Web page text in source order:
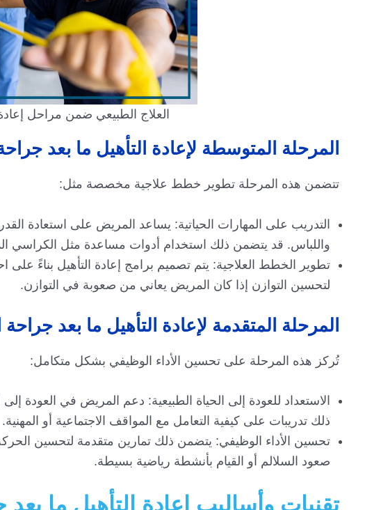
العلاج الطبيعي ضمن مراحل
المرحلة المتوسطة لإعادة التأهيل ما بعد
تتضمن هذه المرحلة تطوير خطط علاجية مخصصة مثل:
التدريب على المهارات الحياتية: يساعد المريض على استعادة
واللباس. قد يتضمن ذلك استخدام أدوات مساعدة مثل الكراسي
تطوير الخطط العلاجية: يتم تصميم برامج إعادة التأهيل بناءً
لتحسين التوازن إذا كان المريض يعاني من صعوبة في التوازن.
المرحلة المتقدمة لإعادة التأهيل ما بعد جراحة
تُركز هذه المرحلة على تحسين الأداء الوظيفي بشكل متكامل:
الاستعداد للعودة إلى الحياة الطبيعية: دعم المريض في
ذلك تدريبات على كيفية التعامل مع المواقف الاجتماعية أو المهنية.
تحسين الأداء الوظيفي: يتضمن ذلك تمارين متقدمة لتحسين
صعود السلالم أو القيام بأنشطة رياضية بسيطة.
تقنيات وأساليب إعادة التأهيل ما